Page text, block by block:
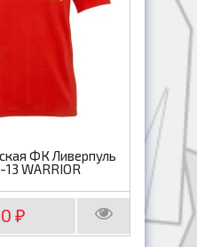
ФК Ливерпуль
13 WARRIOR
₽